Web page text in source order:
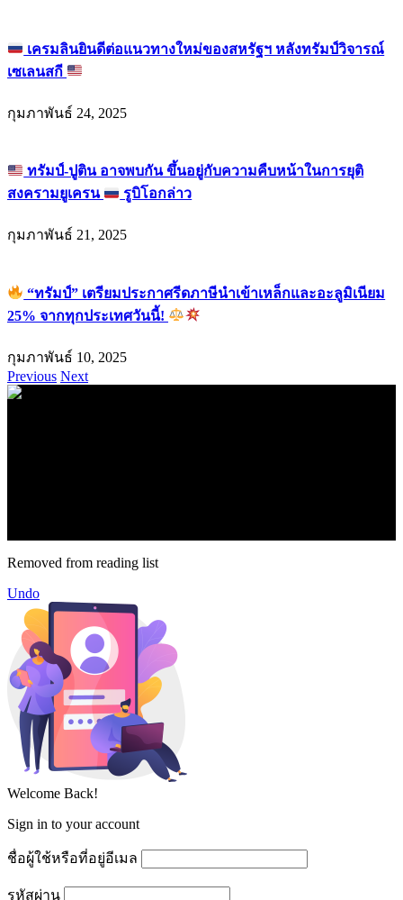
เครมลินยินดีต่อแนวทางใหม่ของสหรัฐฯ หลังทรัมป์วิจารณ์
เซเลนสกี
กุมภาพันธ์ 24, 2025
ทรัมป์-ปูติน อาจพบกัน ขึ้นอยู่กับความคืบหน้าในการยุติ
สงครามยูเครน
รูบิโอกล่าว
กุมภาพันธ์ 21, 2025
“ทรัมป์” เตรียมประกาศรีดภาษีนำเข้าเหล็กและอะลูมิเนียม
25% จากทุกประเทศวันนี้!
กุมภาพันธ์ 10, 2025
Previous Next
Removed from reading list
Undo
Welcome Back!
Sign in to your account
ชื่อผู้ใช้หรือที่อยู่อีเมล
รหัสผ่าน